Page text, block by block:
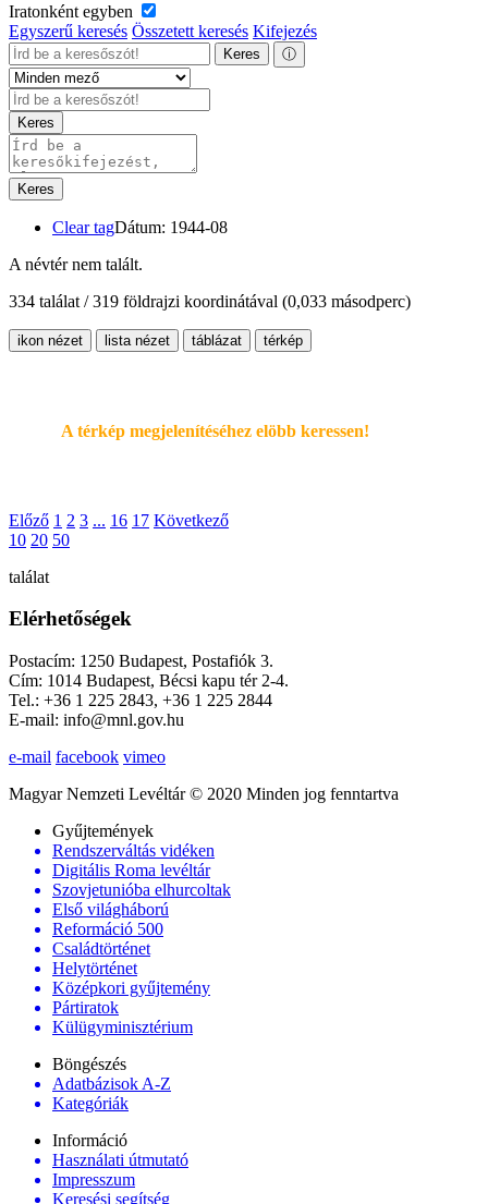
Iratonként egyben
Egyszerű keresés Összetett keresés Kifejezés
Keres ⓘ
Keres
Keres
Clear tagDátum: 1944-08
A névtér nem talált.
334 találat / 319 földrajzi koordinátával (0,033 másodperc)
ikon nézet lista nézet táblázat térkép
A térkép megjelenítéséhez elöbb keressen!
Előző 1 2 3 ... 16 17 Következő
10 20 50
találat
Elérhetőségek
Postacím: 1250 Budapest, Postafiók 3.
Cím: 1014 Budapest, Bécsi kapu tér 2-4.
Tel.: +36 1 225 2843, +36 1 225 2844
E-mail: info@mnl.gov.hu
e-mail facebook vimeo
Magyar Nemzeti Levéltár © 2020 Minden jog fenntartva
Gyűjtemények
Rendszerváltás vidéken
Digitális Roma levéltár
Szovjetunióba elhurcoltak
Első világháború
Reformáció 500
Családtörténet
Helytörténet
Középkori gyűjtemény
Pártiratok
Külügyminisztérium
Böngészés
Adatbázisok A-Z
Kategóriák
Információ
Használati útmutató
Impresszum
Keresési segítség